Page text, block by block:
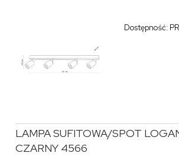
Dostępność:
LAMPA SUFITOWA/SPOT
CZARNY 4566